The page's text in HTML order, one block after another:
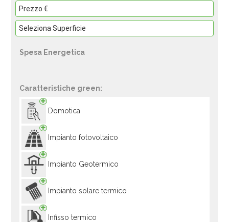
Spesa Energetica
Caratteristiche green:
Domotica
Impianto fotovoltaico
Impianto Geotermico
Impianto solare termico
Infisso termico